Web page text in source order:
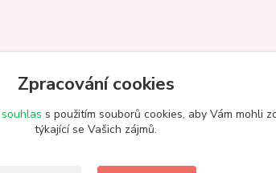
Zpracování cookies
souhlas s použitím souborů cookies, aby Vám mohli
týkající se Vašich zájmů.